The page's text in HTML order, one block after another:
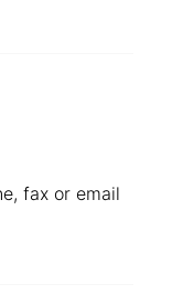
fax or email